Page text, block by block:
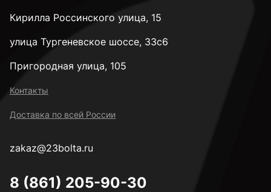
Кирилла Россинского улица, 15
улица Тургеневское шоссе, 33с6
Пригородная улица, 105
Контакты
Доставка по всей России
zakaz@23bolta.ru
8 (861) 205-90-30